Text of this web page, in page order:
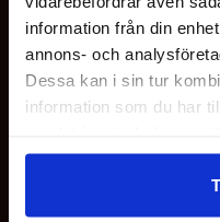
information från din
annons- och
Dessa kan i sin tur
information som du har